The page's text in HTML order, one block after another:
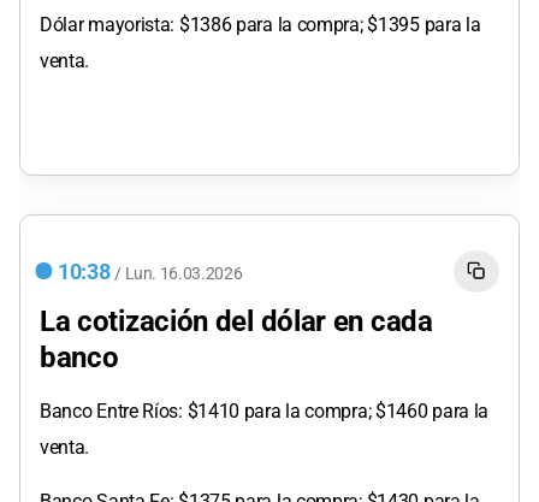
Dólar mayorista: $1386 para la compra; $1395 para la
venta.
10:38 / Lun. 16.03.2026
La cotización del dólar en cada
banco
Banco Entre Ríos: $1410 para la compra; $1460 para la
venta.